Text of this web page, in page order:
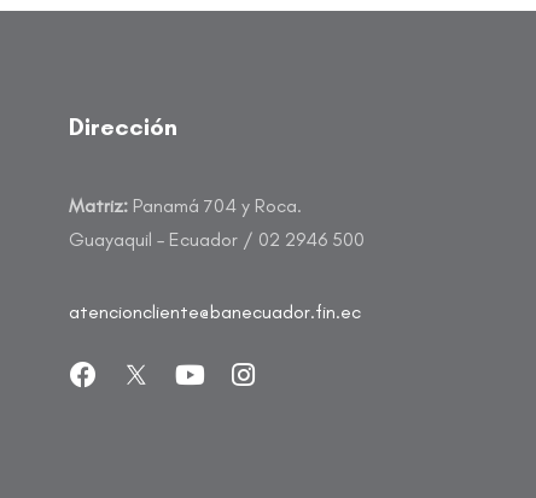
Dirección
Matriz: Panamá 704 y Roca.
Guayaquil – Ecuador / 02 2946 500
atencioncliente@banecuador.fin.ec